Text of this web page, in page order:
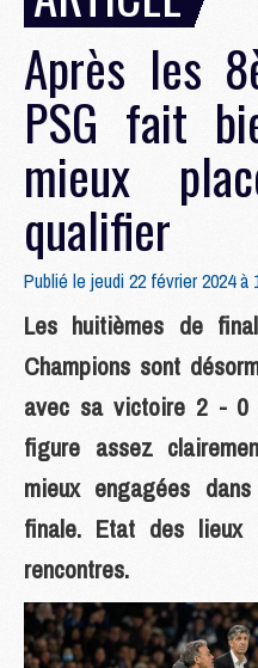
Après les
PSG fait
mieux
qualifier
Publié le jeudi 22 février 2024 à
Les huitièmes de
Champions sont
avec sa victoire 2 - 0
figure assez
mieux engagées
finale. Etat des lieux
rencontres.